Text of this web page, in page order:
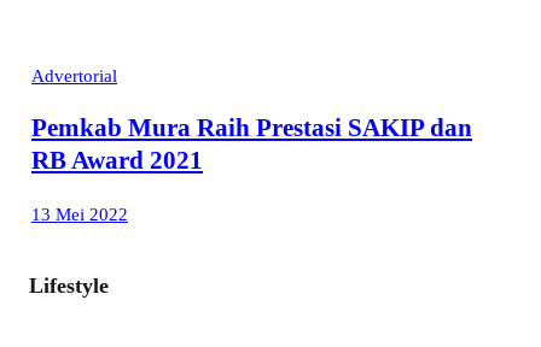
Advertorial
Pemkab Mura Raih Prestasi SAKIP dan
RB Award 2021
13 Mei 2022
Lifestyle